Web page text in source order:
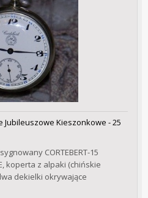
Jubileuszowe Kieszonkowe - 25
CORTEBERT-15
koperta z alpaki (chińskie
dekielki okrywające